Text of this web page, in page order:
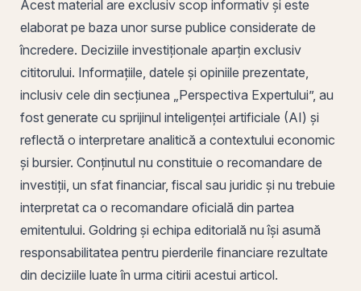
Acest material are exclusiv scop informativ și este
elaborat pe baza unor surse publice considerate de
încredere. Deciziile investiționale aparțin exclusiv
cititorului. Informațiile, datele și opiniile prezentate,
inclusiv cele din secțiunea „Perspectiva Expertului”, au
fost generate cu sprijinul inteligenței artificiale (AI) și
reflectă o interpretare analitică a contextului economic
și bursier. Conținutul nu constituie o recomandare de
investiții, un sfat financiar, fiscal sau juridic și nu trebuie
interpretat ca o recomandare oficială din partea
emitentului. Goldring și echipa editorială nu își asumă
responsabilitatea pentru pierderile financiare rezultate
din deciziile luate în urma citirii acestui articol.